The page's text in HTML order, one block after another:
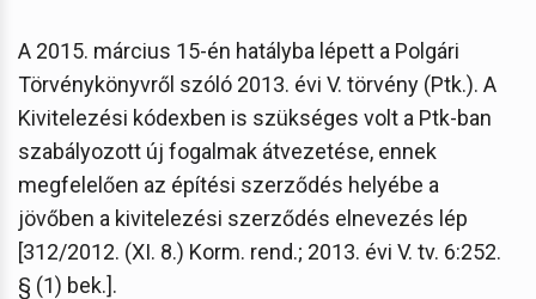
A 2015. március 15-én hatályba lépett a Polgári
Törvénykönyvről szóló 2013. évi V. törvény (Ptk.). A
Kivitelezési kódexben is szükséges volt a Ptk-ban
szabályozott új fogalmak átvezetése, ennek
megfelelően az építési szerződés helyébe a
jövőben a kivitelezési szerződés elnevezés lép
[312/2012. (XI. 8.) Korm. rend.; 2013. évi V. tv. 6:252.
§ (1) bek.].